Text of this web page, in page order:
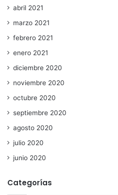
abril 2021
marzo 2021
febrero 2021
enero 2021
diciembre 2020
noviembre 2020
octubre 2020
septiembre 2020
agosto 2020
julio 2020
junio 2020
Categorías